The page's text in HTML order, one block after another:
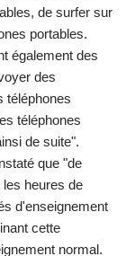
de surfer sur
portables.
également des
des
téléphones
téléphones
de suite".
que "de
les heures de
d'enseignement
cette
normal.